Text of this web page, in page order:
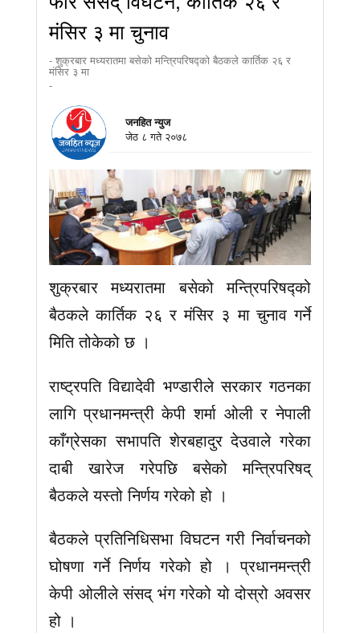
मंसिर ३ मा चुनाव
- शुक्रबार मध्यरातमा बसेको मन्त्रिपरिषद्को बैठकले कार्तिक २६ र
मंसिर ३ मा
-
जनहित न्युज
जेठ ८ गते २०७८
शुक्रबार मध्यरातमा बसेको मन्त्रिपरिषद्को
बैठकले कार्तिक २६ र मंसिर ३ मा चुनाव गर्ने
मिति तोकेको छ ।
राष्ट्रपति विद्यादेवी भण्डारीले सरकार गठनका
लागि प्रधानमन्त्री केपी शर्मा ओली र नेपाली
काँग्रेसका सभापति शेरबहादुर देउवाले गरेका
दाबी खारेज गरेपछि बसेको मन्त्रिपरिषद्
बैठकले यस्तो निर्णय गरेको हो ।
बैठकले प्रतिनिधिसभा विघटन गरी निर्वाचनको
घोषणा गर्ने निर्णय गरेको हो । प्रधानमन्त्री
केपी ओलीले संसद् भंग गरेको यो दोस्रो अवसर
हो ।